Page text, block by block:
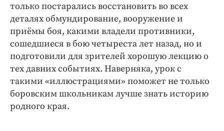
Клиника года
Бренд года
Работодатель года
только постарались восстановить во всех
деталях обмундирование, вооружение и
приёмы боя, какими владели противники,
сошедшиеся в бою четыреста лет назад, но и
подготовили для зрителей хорошую лекцию о
тех давних событиях. Наверняка, урок с
такими «иллюстрациями» поможет не только
боровским школьникам лучше знать историю
родного края.